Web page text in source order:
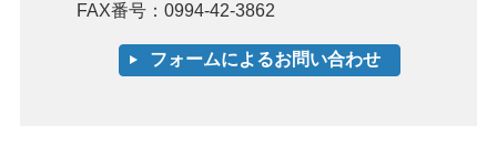
FAX番号：0994-42-3862